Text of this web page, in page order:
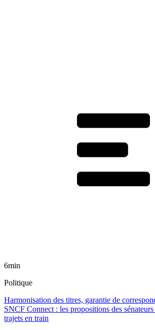
6min
Politique
Harmonisation des titres, garantie de
SNCF Connect : les propositions des
trajets en train